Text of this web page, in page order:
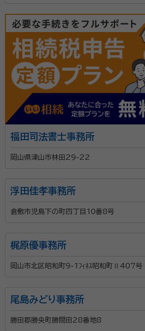
福田司法書士事務所
岡山県津山市林田29-22
浮田佳孝事務所
倉敷市児島下の町四丁目10番8号
梶原優事務所
岡山市北区昭和町9-1ﾌｨﾈｽ昭和町Ⅱ407号
尾島みどり事務所
勝田郡勝央町勝間田28番地8